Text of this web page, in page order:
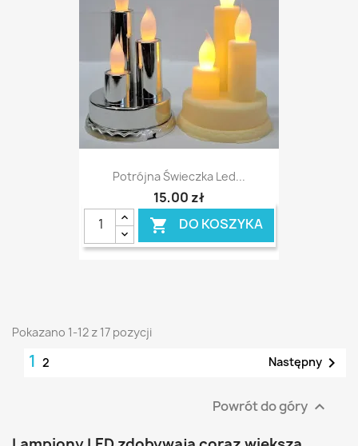
Potrójna Świeczka Led...
15,00 zł
 DO KOSZYKA
Pokazano 1-12 z 17 pozycji
1 2 Następny 
Powrót do góry 